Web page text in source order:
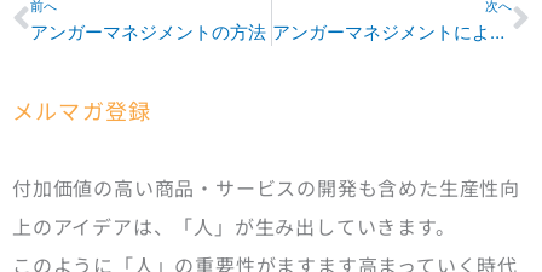
前へ
アンガーマネジメントの方法
次へ
アンガーマネジメントによる生産性向上に期待
メルマガ登録
付加価値の高い商品・サービスの開発も含めた生産性向
上のアイデアは、「人」が生み出していきます。
このように「人」の重要性がますます高まっていく時代